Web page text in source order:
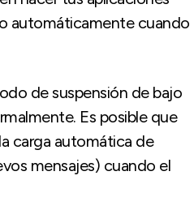
automáticamente cuando
de suspensión de bajo
Es posible que
carga automática de
mensajes) cuando el